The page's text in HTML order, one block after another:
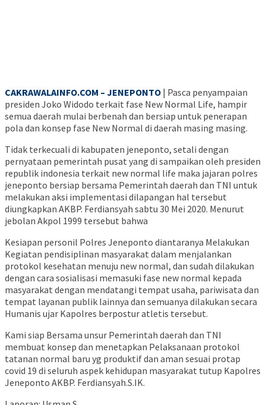
CAKRAWALAINFO.COM – JENEPONTO | Pasca penyampaian
presiden Joko Widodo terkait fase New Normal Life, hampir
semua daerah mulai berbenah dan bersiap untuk penerapan
pola dan konsep fase New Normal di daerah masing masing.
Tidak terkecuali di kabupaten jeneponto, setali dengan
pernyataan pemerintah pusat yang di sampaikan oleh presiden
republik indonesia terkait new normal life maka jajaran polres
jeneponto bersiap bersama Pemerintah daerah dan TNI untuk
melakukan aksi implementasi dilapangan hal tersebut
diungkapkan AKBP. Ferdiansyah sabtu 30 Mei 2020. Menurut
jebolan Akpol 1999 tersebut bahwa
Kesiapan personil Polres Jeneponto diantaranya Melakukan
Kegiatan pendisiplinan masyarakat dalam menjalankan
protokol kesehatan menuju new normal, dan sudah dilakukan
dengan cara sosialisasi memasuki fase new normal kepada
masyarakat dengan mendatangi tempat usaha, pariwisata dan
tempat layanan publik lainnya dan semuanya dilakukan secara
Humanis ujar Kapolres berpostur atletis tersebut.
Kami siap Bersama unsur Pemerintah daerah dan TNI
membuat konsep dan menetapkan Pelaksanaan protokol
tatanan normal baru yg produktif dan aman sesuai protap
covid 19 di seluruh aspek kehidupan masyarakat tutup Kapolres
Jeneponto AKBP. Ferdiansyah.S.IK.